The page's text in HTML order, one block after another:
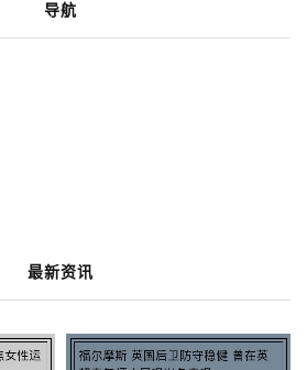
导航
最新资讯